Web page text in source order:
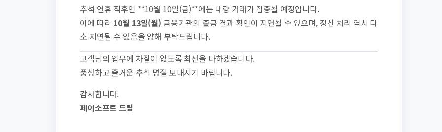
추석 연휴 직후인 **10월 10일(금)**에는 대량 거래가 집중될 예정입니다.
이에 따라 10월 13일(월) 금융기관의 출금 결과 확인이 지연될 수 있으며, 정산 처리 역시 다
소 지연될 수 있음을 양해 부탁드립니다.
고객님의 업무에 차질이 없도록 최선을 다하겠습니다.
풍성하고 즐거운 추석 명절 보내시기 바랍니다.
감사합니다.
페이소프트 드림